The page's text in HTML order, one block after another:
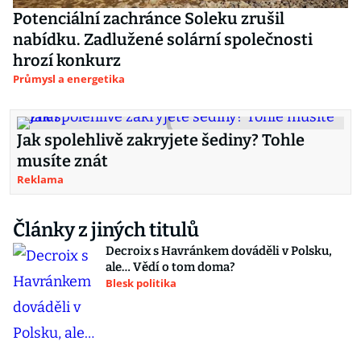
Potenciální zachránce Soleku zrušil
nabídku. Zadlužené solární společnosti
hrozí konkurz
Průmysl a energetika
Jak spolehlivě zakryjete šediny? Tohle
musíte znát
Reklama
Články z jiných titulů
Decroix s Havránkem dováděli v Polsku,
ale… Vědí o tom doma?
Blesk politika